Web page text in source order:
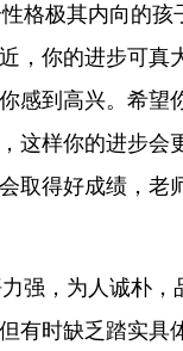
格极其内向的孩
，你的进步可真
感到高兴。希望
这样你的进步会
取得好成绩，老
强，为人诚朴，
有时缺乏踏实具